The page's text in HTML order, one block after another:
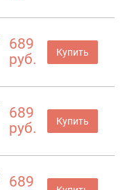
689
руб.
Купить
689
руб.
Купить
689